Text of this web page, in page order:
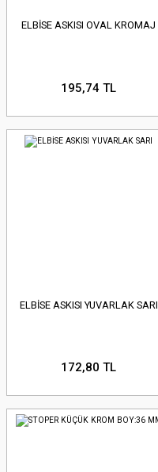
ELBİSE ASKISI OVAL KROMAJ
195,74 TL
ELBİSE ASKISI YUVARLAK SARI
172,80 TL